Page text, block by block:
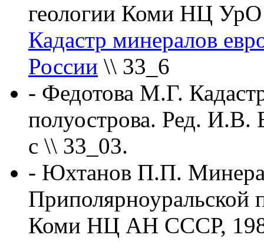
геологии Коми НЦ
Кадастр минералов
России \\ 33_6
- Федотова М.Г.
полуострова. Ред. И.В.
с \\ 33_03.
- Юхтанов П.П.
Приполярноуральской
Коми НЦ АН СССР,